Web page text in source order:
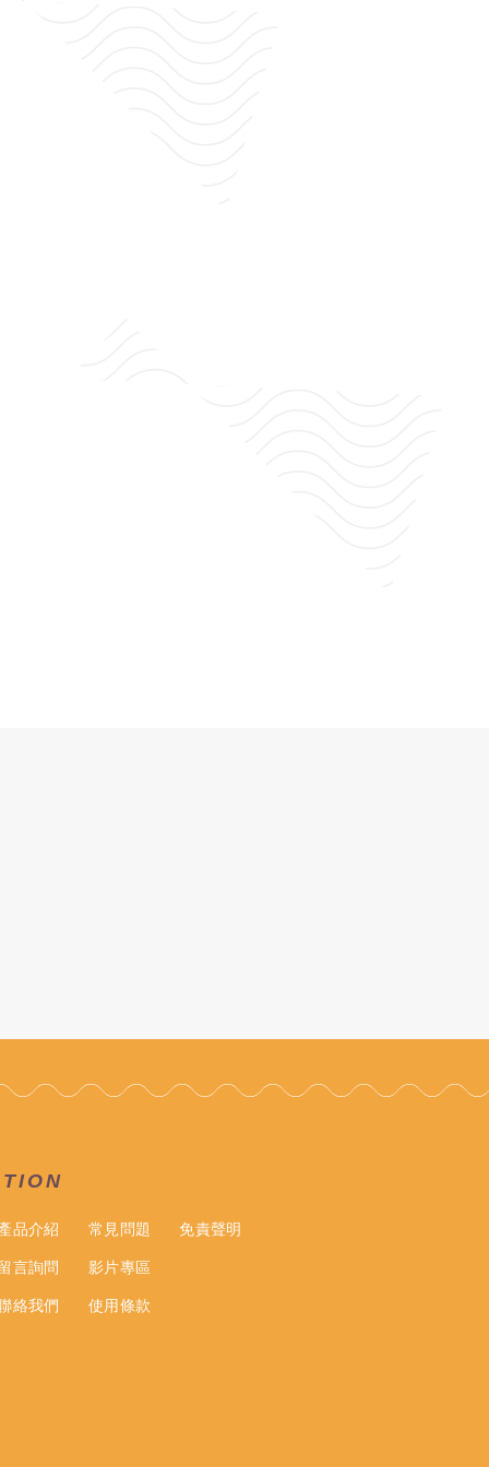
品介紹
言詢問
絡我們
常見問題
影片專區
使用條款
免責聲明